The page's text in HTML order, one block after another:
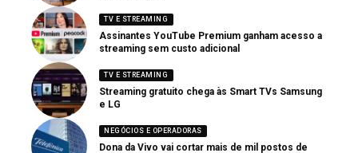
TV E STREAMING
Assinantes YouTube Premium ganham acesso a
streaming sem custo adicional
TV E STREAMING
Streaming gratuito chega às Smart TVs Samsung
e LG
NEGÓCIOS E OPERADORAS
Dona da Vivo vai cortar mais de mil postos de